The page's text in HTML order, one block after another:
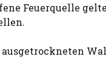
Feuerquelle